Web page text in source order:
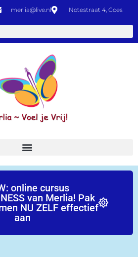
merlia@live.nl Notestraat 4, Goes
online cursus
van Merlia! Pak
NU ZELF effectief
aan